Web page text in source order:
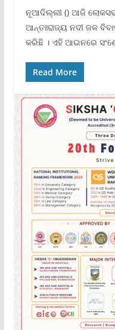
ନୂଆଦିଲ୍ଲୀ () ଆଜି
ଆନ୍ତଃରାଜ୍ୟ ନଦୀ ଜଳ
କରିଛି । ଏହି ଆଇନରେ
Read More